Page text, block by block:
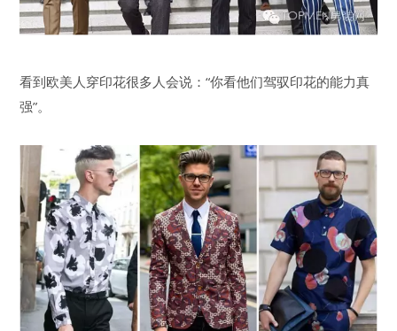
看到欧美人穿印花很多人会说：“你看他们驾驭印花的能力真
强”。